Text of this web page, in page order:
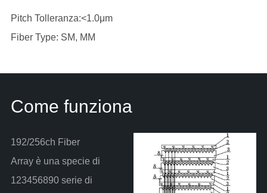
Pitch Tolleranza:<1.0μm
Fiber Type: SM, MM
Come funziona
192/256ch Fiber
Array è una specie di
123456890 serie di